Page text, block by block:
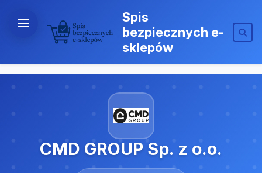
Spis
bezpiecznych e-
sklepów
CMD GROUP Sp. z o.o.